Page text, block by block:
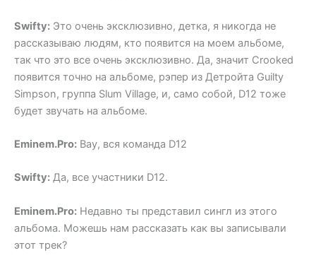
Swifty: Это очень эксклюзивно, детка, я никогда не
рассказываю людям, кто появится на моем альбоме,
так что это все очень эксклюзивно. Да, значит Crooked
появится точно на альбоме, рэпер из Детройта Guilty
Simpson, группа Slum Village, и, само собой, D12 тоже
будет звучать на альбоме.
Eminem.Pro: Вау, вся команда D12
Swifty: Да, все участники D12.
Eminem.Pro: Недавно ты представил сингл из этого
альбома. Можешь нам рассказать как вы записывали
этот трек?